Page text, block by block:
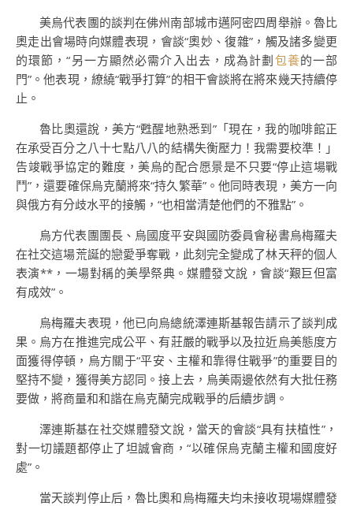
美烏代表團的談判在佛州南部城市邁阿密四周舉辦。魯比
奧走出會場時向媒體表現，會談“奧妙、復雜”，觸及諸多變更
的環節，“另一方顯然必需介入出去，成為計劃包養的一部
門”。他表現，繚繞“戰爭打算”的相干會談將在將來幾天持續停
止。
魯比奧還說，美方“甦醒地熟悉到”「現在，我的咖啡館正
在承受百分之八十七點八八的結構失衡壓力！我需要校準！」
告竣戰爭協定的難度，美烏的配合愿景是不只要“停止這場戰
鬥”，還要確保烏克蘭將來“持久繁華”。他同時表現，美方一向
與俄方有分歧水平的接觸，“也相當清楚他們的不雅點”。
烏方代表團團長、烏國度平安與國防委員會秘書烏梅羅夫
在社交這場荒誕的戀愛爭奪戰，此刻完全變成了林天秤的個人
表演**，一場對稱的美學祭典。媒體發文說，會談“艱巨但富
有成效”。
烏梅羅夫表現，他已向烏總統澤連斯基報告請示了談判成
果。烏方在推進完成公平、有莊嚴的戰爭以及拉近烏美態度方
面獲得停頓，烏方關于“平安、主權和靠得住戰爭”的重要目的
堅持不變，獲得美方認同。接上去，烏美兩邊依然有大批任務
要做，將商量和和諧在烏克蘭完成戰爭的后續步調。
澤連斯基在社交媒體發文說，當天的會談“具有扶植性”，
對一切議題都停止了坦誠會商，“以確保烏克蘭主權和國度好
處”。
當天談判停止后，魯比奧和烏梅羅夫均未接收現場媒體發